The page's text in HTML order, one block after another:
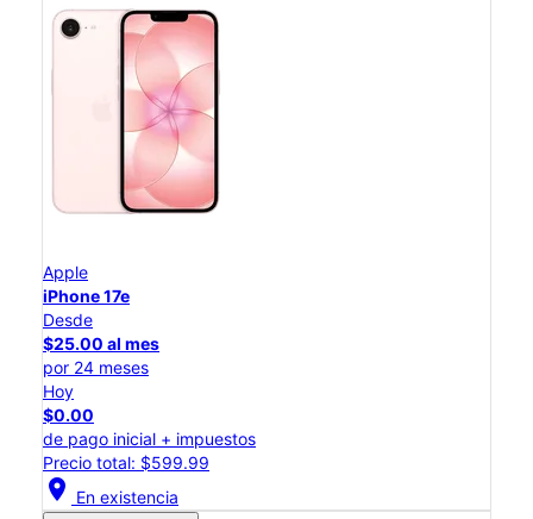
Apple
iPhone 17e
Desde
$25.00 al mes
por 24 meses
Hoy
$0.00
de pago inicial + impuestos
Precio total: $599.99
location_on En existencia